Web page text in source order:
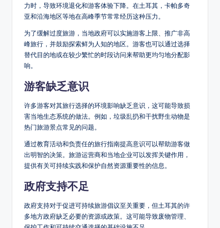
力时，导致环境退化和游客体验下降。在土耳其，卡帕多奇
亚和沿海地区等地在高峰季节常常经历这种压力。
为了缓解过度旅游，当地政府可以实施游客上限、推广非高
峰旅行，并鼓励探索鲜为人知的地区。游客也可以通过选择
替代目的地或在较少繁忙的时段访问来帮助更均匀地分配影
响。
游客缺乏意识
许多游客对其旅行选择的环境影响缺乏意识，这可能导致损
害当地生态系统的做法。例如，垃圾乱扔和干扰野生动物是
热门旅游景点常见的问题。
通过教育活动和负责任的旅行指南提高意识可以帮助游客做
出明智的决策。旅游运营商和当地企业可以发挥关键作用，
提供有关可持续实践和保护自然资源重要性的信息。
政府支持不足
政府支持对于促进可持续旅游倡议至关重要，但土耳其的许
多地方政府缺乏必要的资源或政策。这可能导致废物管理、